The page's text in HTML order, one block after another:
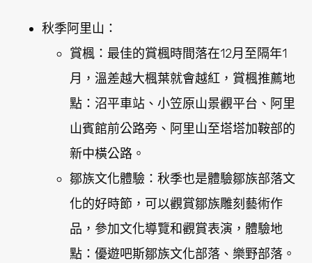
秋季阿里山：
賞楓：最佳的賞楓時間落在12月至隔年1
月，溫差越大楓葉就會越紅，賞楓推薦地
點：沼平車站、小笠原山景觀平台、阿里
山賓館前公路旁、阿里山至塔塔加鞍部的
新中橫公路。
鄒族文化體驗：秋季也是體驗鄒族部落文
化的好時節，可以觀賞鄒族雕刻藝術作
品，參加文化導覽和觀賞表演，體驗地
點：優遊吧斯鄒族文化部落、樂野部落。